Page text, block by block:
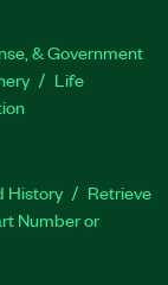
& Government
Life
History
Retrieve
Number or